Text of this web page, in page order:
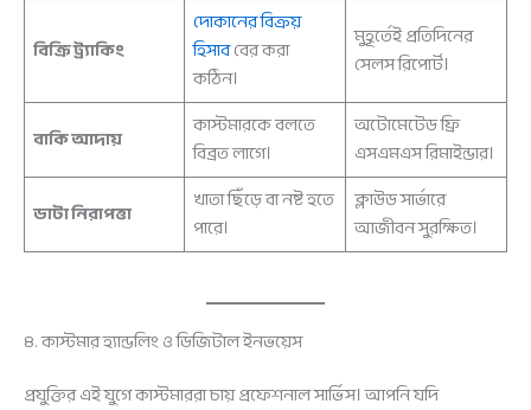
বিক্রি ট্র্যাকিং
দোকানের বিক্রয়
হিসাববের করা
কঠিন।
মুহূর্তেই প্রতিদিনের
সেলস রিপোর্ট।
বাকি আদায়
কাস্টমারকে বলতে
বিব্রত লাগে।
অটোমেটেড ফ্রি
এসএমএস রিমাইন্ডার।
ডাটা নিরাপত্তা
খাতা ছিঁড়ে বা নষ্ট হতে
পারে।
ক্লাউড সার্ভারে
আজীবন সুরক্ষিত।
৪. কাস্টমার হ্যান্ডলিং ও ডিজিটাল ইনভয়েস
প্রযুক্তির এই যুগে কাস্টমাররা চায় প্রফেশনাল সার্ভিস। আপনি যদি